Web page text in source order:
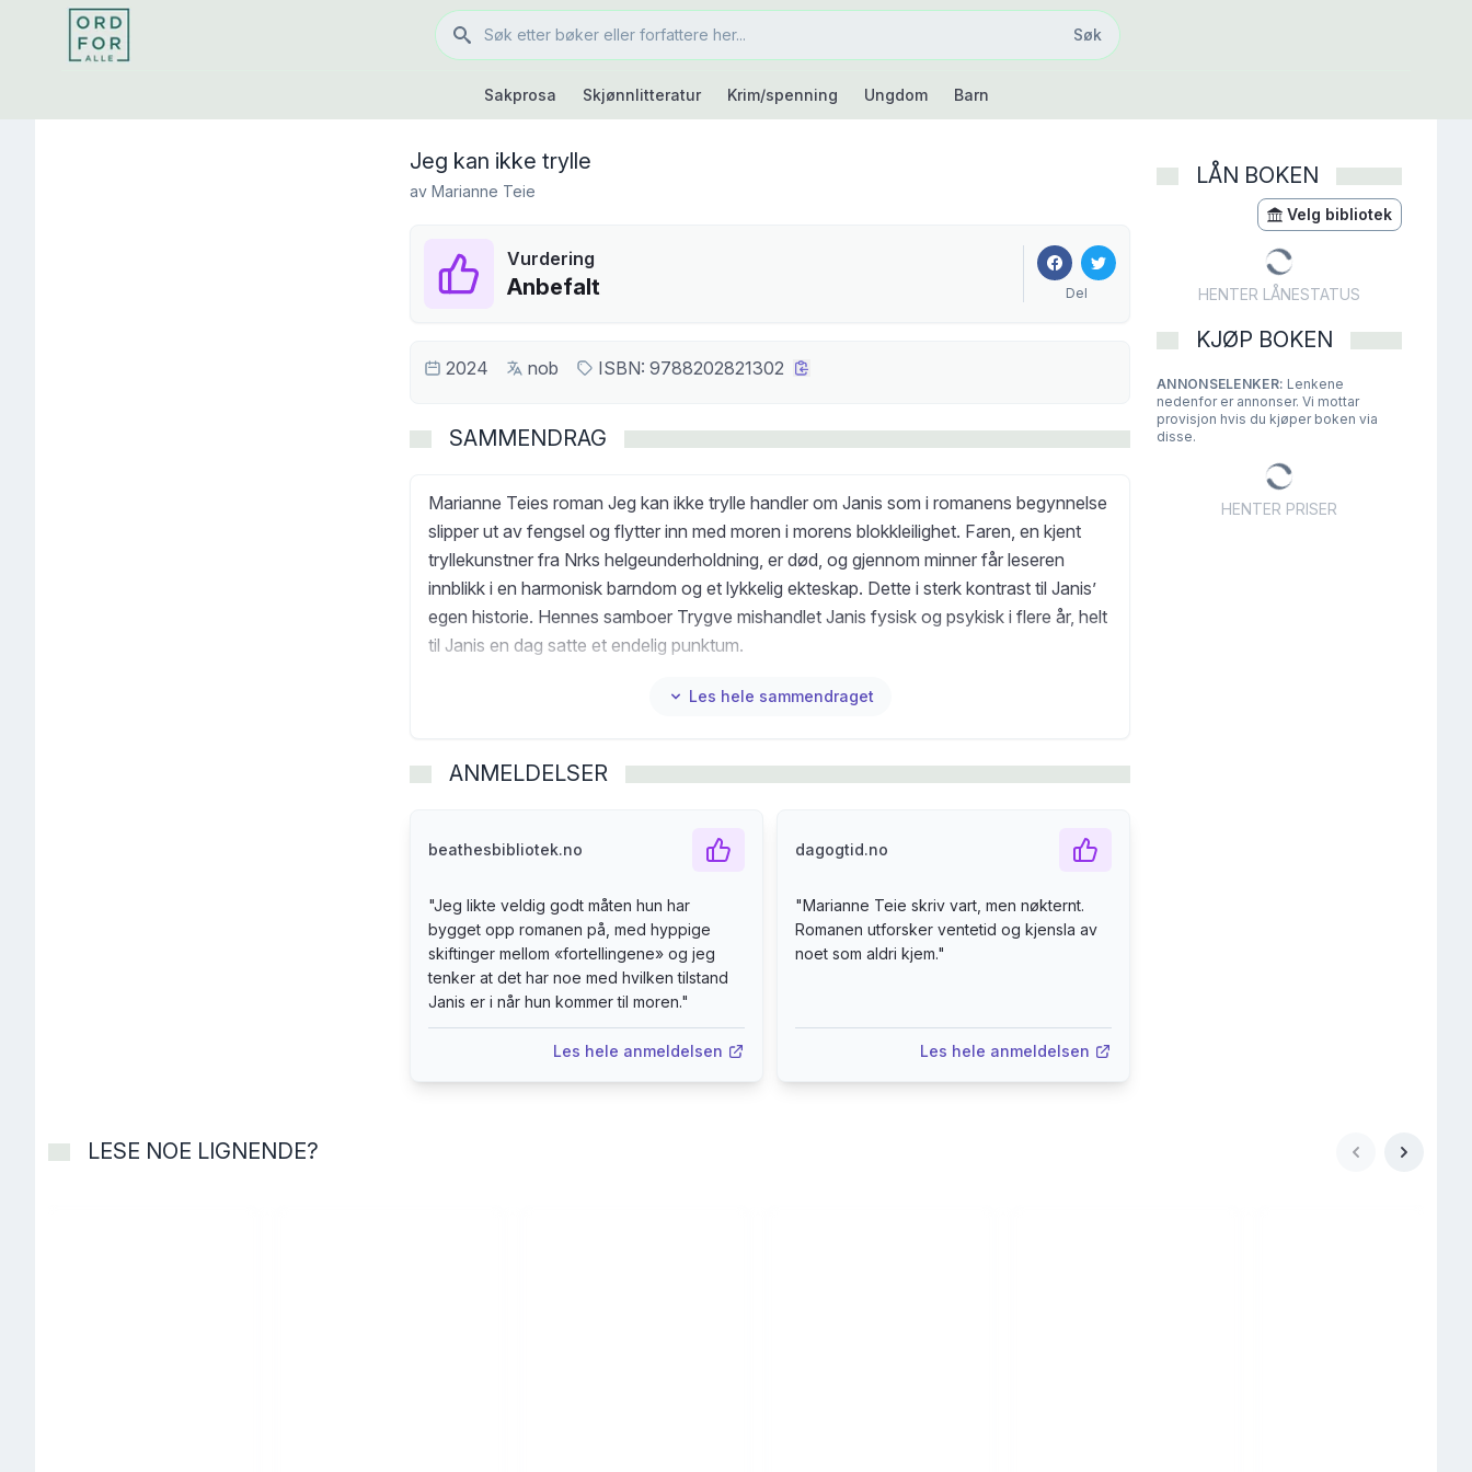
Søk
Søk
Sakprosa Skjønnlitteratur Krim/spenning Ungdom Barn
Jeg kan ikke trylle
av Marianne Teie
Vurdering
Anbefalt Del
2024 nob ISBN: 9788202821302
SAMMENDRAG
Marianne Teies roman Jeg kan ikke trylle handler om Janis som i romanens begynnelse
slipper ut av fengsel og flytter inn med moren i morens blokkleilighet. Faren, en kjent
tryllekunstner fra Nrks helgeunderholdning, er død, og gjennom minner får leseren
innblikk i en harmonisk barndom og et lykkelig ekteskap. Dette i sterk kontrast til Janis’
egen historie. Hennes samboer Trygve mishandlet Janis fysisk og psykisk i flere år, helt
til Janis en dag satte et endelig punktum.
Les hele sammendraget
ANMELDELSER
beathesbibliotek.no
"Jeg likte veldig godt måten hun har
bygget opp romanen på, med hyppige
skiftinger mellom «fortellingene» og jeg
tenker at det har noe med hvilken tilstand
Janis er i når hun kommer til moren."
Les hele anmeldelsen
dagogtid.no
"Marianne Teie skriv vart, men nøkternt.
Romanen utforsker ventetid og kjensla av
noet som aldri kjem."
Les hele anmeldelsen
LÅN BOKEN
Velg bibliotek
HENTER LÅNESTATUS
KJØP BOKEN
ANNONSELENKER: Lenkene
nedenfor er annonser. Vi mottar
provisjon hvis du kjøper boken via
disse.
HENTER PRISER
LESE NOE LIGNENDE?